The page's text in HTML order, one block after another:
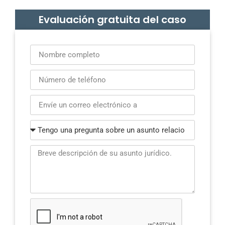
Evaluación gratuita del caso